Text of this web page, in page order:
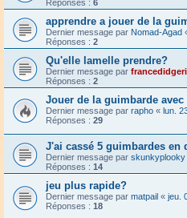
Réponses : 6
apprendre a jouer de la
Dernier message par Nomad-Agad
Réponses : 2
Qu'elle lamelle prendre?
Dernier message par
Réponses : 2
Jouer de la guimbarde
Dernier message par rapho « lun.
Réponses : 29
J'ai cassé 5 guimbardes en
Dernier message par skunkyplooky
Réponses : 14
jeu plus rapide?
Dernier message par matpail « jeu.
Réponses : 18